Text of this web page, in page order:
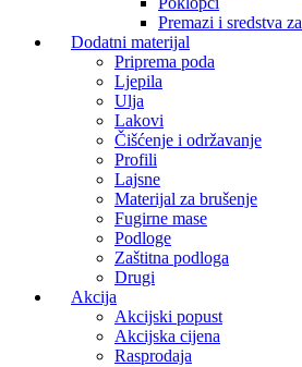
Premazi i sredstva
Dodatni materijal
Priprema poda
Ljepila
Ulja
Lakovi
Čišćenje i održavanje
Profili
Lajsne
Materijal za brušenje
Fugirne mase
Podloge
Zaštitna podloga
Drugi
Akcija
Akcijski popust
Akcijska cijena
Rasprodaja